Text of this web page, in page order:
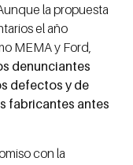
la propuesta
el año
MEMA y Ford,
denunciantes
defectos y de
fabricantes antes
con la